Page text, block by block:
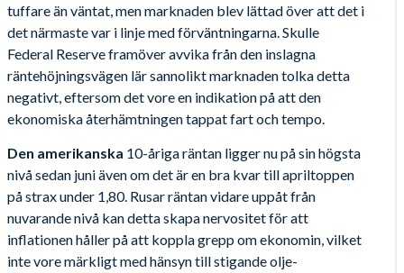
tuffare än väntat, men marknaden blev lättad över att det i
det närmaste var i linje med förväntningarna. Skulle
Federal Reserve framöver avvika från den inslagna
räntehöjningsvägen lär sannolikt marknaden tolka detta
negativt, eftersom det vore en indikation på att den
ekonomiska återhämtningen tappat fart och tempo.
Den amerikanska 10-åriga räntan ligger nu på sin högsta
nivå sedan juni även om det är en bra kvar till apriltoppen
på strax under 1,80. Rusar räntan vidare uppåt från
nuvarande nivå kan detta skapa nervositet för att
inflationen håller på att koppla grepp om ekonomin, vilket
inte vore märkligt med hänsyn till stigande olje-